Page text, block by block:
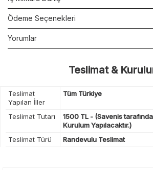
Ödeme Seçenekleri
Yorumlar
Teslimat &
Teslimat
Yapılan İller
Tüm Türkiye
Teslimat Tutarı
1500 TL - (Savenis
Kurulum Yapılacaktır.)
Teslimat Türü
Randevulu Teslimat